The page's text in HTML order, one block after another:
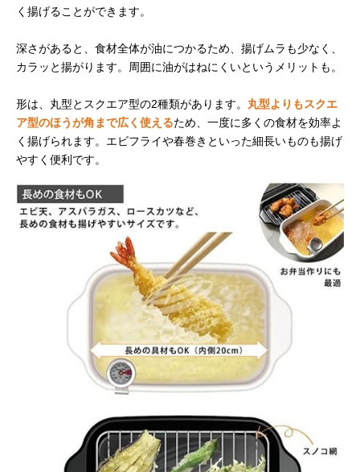
く揚げることができます。
深さがあると、食材全体が油につかるため、揚げムラも少なく、
カラッと揚がります。周囲に油がはねにくいというメリットも。
形は、丸型とスクエア型の2種類があります。 丸型よりもスクエ
ア型のほうが角まで広く使えるため、一度に多くの食材を効率よ
く揚げられます。エビフライや春巻きといった細長いものも揚げ
やすく便利です。